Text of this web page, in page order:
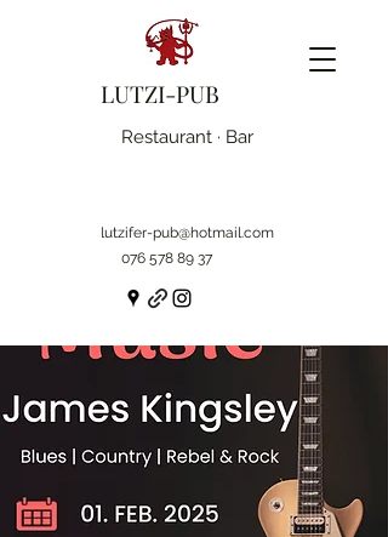
LUTZI-PUB
Restaurant · Bar
lutzifer-pub@hotmail.com
076 578 89 37